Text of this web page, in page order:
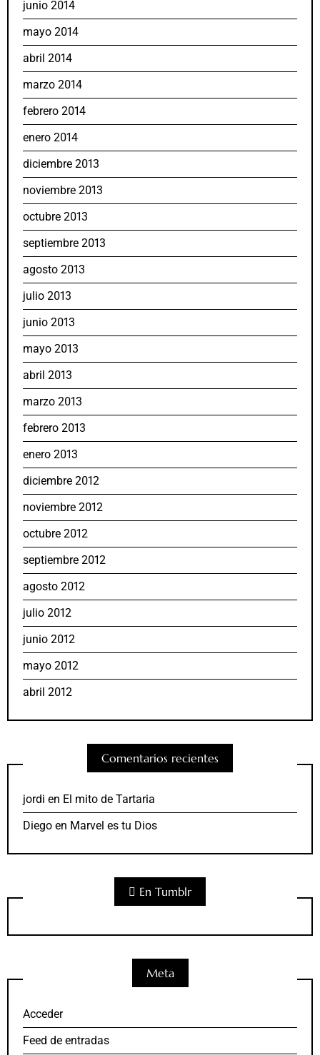
junio 2014
mayo 2014
abril 2014
marzo 2014
febrero 2014
enero 2014
diciembre 2013
noviembre 2013
octubre 2013
septiembre 2013
agosto 2013
julio 2013
junio 2013
mayo 2013
abril 2013
marzo 2013
febrero 2013
enero 2013
diciembre 2012
noviembre 2012
octubre 2012
septiembre 2012
agosto 2012
julio 2012
junio 2012
mayo 2012
abril 2012
Comentarios recientes
jordi en El mito de Tartaria
Diego en Marvel es tu Dios
En Tumblr
Meta
Acceder
Feed de entradas